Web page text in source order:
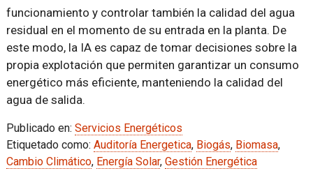
funcionamiento y controlar también la calidad del agua
residual en el momento de su entrada en la planta. De
este modo, la IA es capaz de tomar decisiones sobre la
propia explotación que permiten garantizar un consumo
energético más eficiente, manteniendo la calidad del
agua de salida.
Publicado en: Servicios Energéticos
Etiquetado como: Auditoría Energetica, Biogás, Biomasa,
Cambio Climático, Energía Solar, Gestión Energética